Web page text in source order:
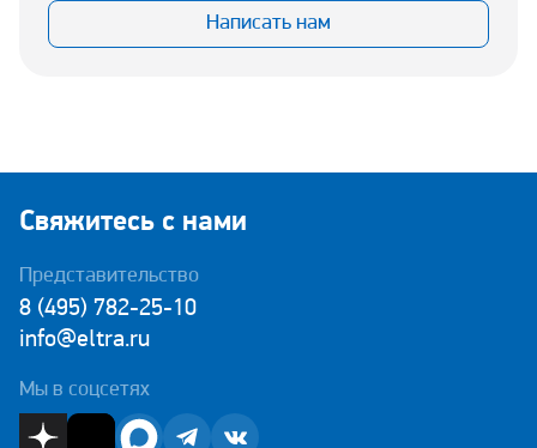
Написать нам
Свяжитесь с нами
Представительство
8 (495) 782-25-10
info@eltra.ru
Мы в соцсетях